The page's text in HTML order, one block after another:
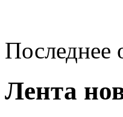
Последнее
Лента